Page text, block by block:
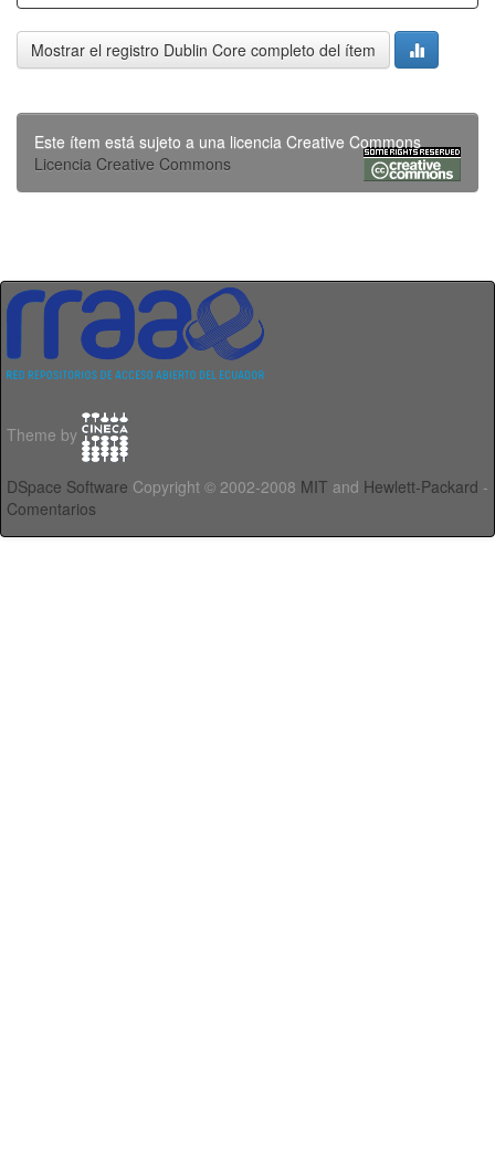
Mostrar el registro Dublin Core completo del ítem
Este ítem está sujeto a una licencia Creative Commons
Licencia Creative Commons
Theme by
DSpace Software Copyright © 2002-2008 MIT and Hewlett-Packard -
Comentarios